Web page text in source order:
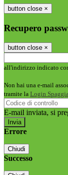
button close ×
Recupero
button close ×
all'indirizzo indicato
Non hai una e-mail
tramite la Login
E-mail inviata, si
Errore
Chiudi
Successo